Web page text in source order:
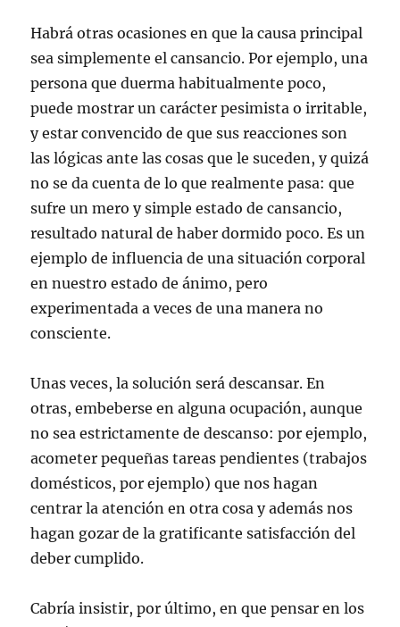
Habrá otras ocasiones en que la causa principal
sea simplemente el cansancio. Por ejemplo, una
persona que duerma habitualmente poco,
puede mostrar un carácter pesimista o irritable,
y estar convencido de que sus reacciones son
las lógicas ante las cosas que le suceden, y quizá
no se da cuenta de lo que realmente pasa: que
sufre un mero y simple estado de cansancio,
resultado natural de haber dormido poco. Es un
ejemplo de influencia de una situación corporal
en nuestro estado de ánimo, pero
experimentada a veces de una manera no
consciente.
Unas veces, la solución será descansar. En
otras, embeberse en alguna ocupación, aunque
no sea estrictamente de descanso: por ejemplo,
acometer pequeñas tareas pendientes (trabajos
domésticos, por ejemplo) que nos hagan
centrar la atención en otra cosa y además nos
hagan gozar de la gratificante satisfacción del
deber cumplido.
Cabría insistir, por último, en que pensar en los